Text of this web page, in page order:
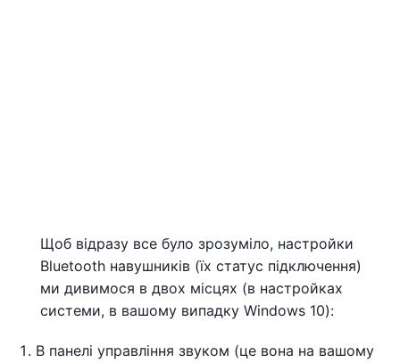
Щоб відразу все було зрозуміло, настройки
Bluetooth навушників (їх статус підключення)
ми дивимося в двох місцях (в настройках
системи, в вашому випадку Windows 10):
В панелі управління звуком (це вона на вашому